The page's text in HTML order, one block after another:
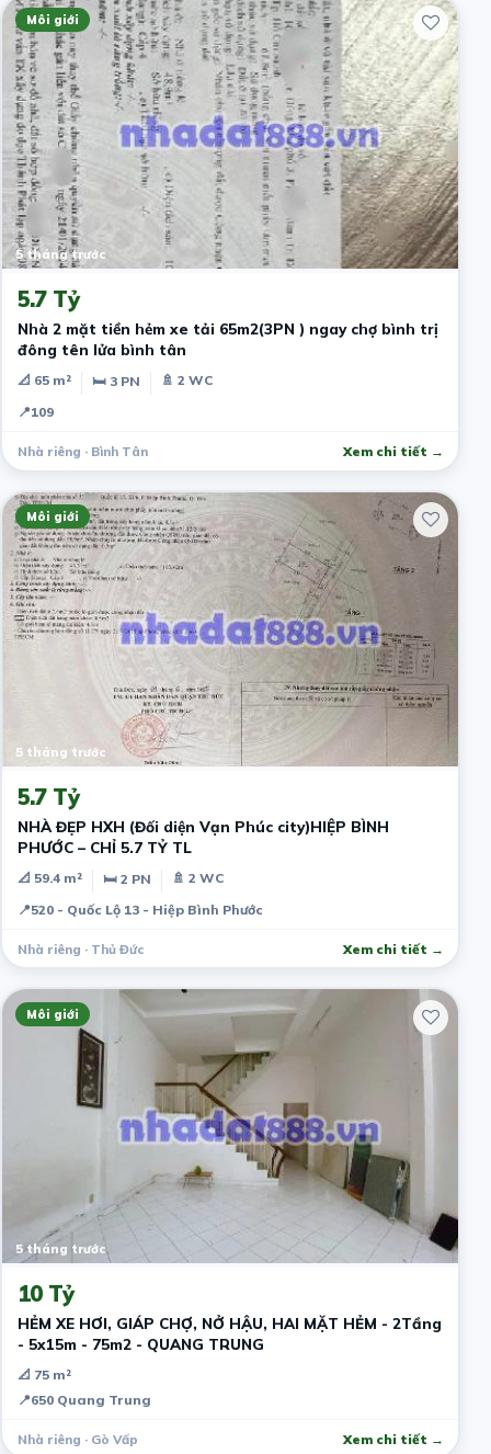
Môi giới
5 tháng trước
5.7 Tỷ
Nhà 2 mặt tiền hẻm xe tải 65m2(3PN ) ngay chợ bình trị
đông tên lửa bình tân
📐 65 m² 🛏 3 PN
🚿 2 WC
📍109
Nhà riêng · Bình Tân Xem chi tiết →
Môi giới
5 tháng trước
5.7 Tỷ
NHÀ ĐẸP HXH (Đối diện Vạn Phúc city)HIỆP BÌNH
PHƯỚC – CHỈ 5.7 TỶ TL
📐 59.4 m² 🛏 2 PN
🚿 2 WC
📍520 - Quốc Lộ 13 - Hiệp Bình Phước
Nhà riêng · Thủ Đức Xem chi tiết →
Môi giới
5 tháng trước
10 Tỷ
HẺM XE HƠI, GIÁP CHỢ, NỞ HẬU, HAI MẶT HẺM - 2Tầng
- 5x15m - 75m2 - QUANG TRUNG
📐 75 m²
📍650 Quang Trung
Nhà riêng · Gò Vấp Xem chi tiết →